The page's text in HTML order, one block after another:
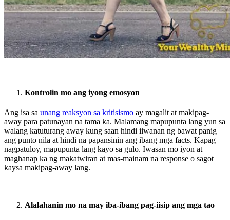
Kontrolin mo ang iyong emosyon
Ang isa sa unang reaksyon sa kritisismo ay magalit at makipag-
away para patunayan na tama ka. Malamang mapupunta lang yun sa
walang katuturang away kung saan hindi iiwanan ng bawat panig
ang punto nila at hindi na papansinin ang ibang mga facts. Kapag
nagpatuloy, mapupunta lang kayo sa gulo. Iwasan mo iyon at
maghanap ka ng makatwiran at mas-mainam na response o sagot
kaysa makipag-away lang.
Alalahanin mo na may iba-ibang pag-iisip ang mga tao